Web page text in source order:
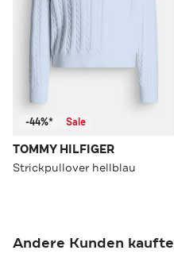
-44%* Sale
TOMMY HILFIGER
Strickpullover hellblau
Andere Kunden